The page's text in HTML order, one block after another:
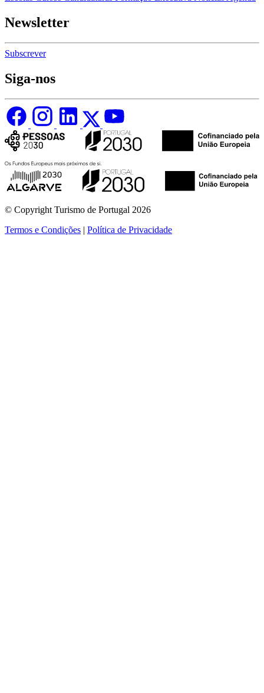
Newsletter
Subscrever
Siga-nos
© Copyright Turismo de Portugal 2026
Termos e Condições | Política de Privacidade